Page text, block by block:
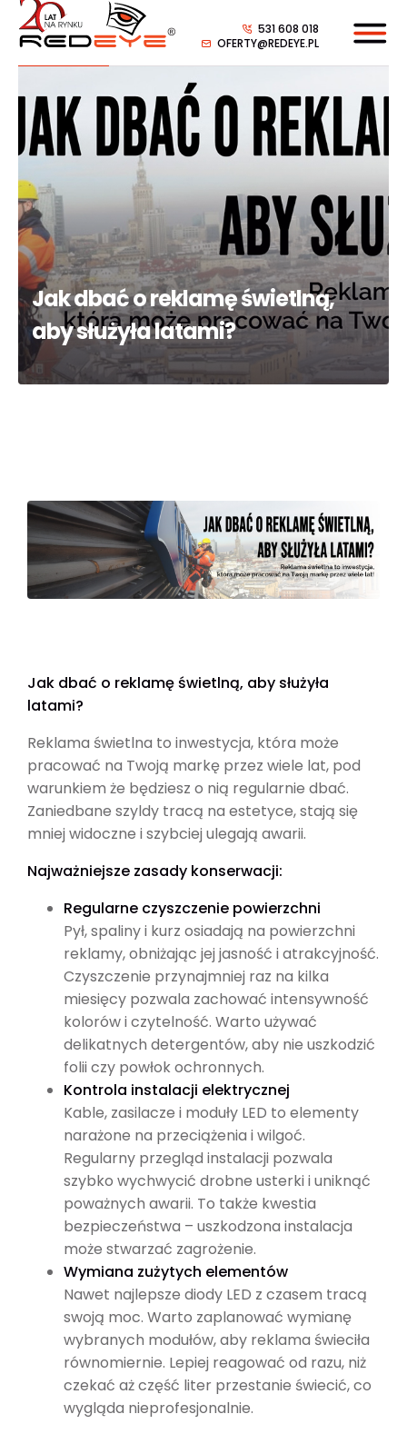
531 608 018
OFERTY@REDEYE.PL
Jak dbać o reklamę świetlną,
aby służyła latami?
Jak dbać o reklamę świetlną, aby służyła
latami?
Reklama świetlna to inwestycja, która może
pracować na Twoją markę przez wiele lat, pod
warunkiem że będziesz o nią regularnie dbać.
Zaniedbane szyldy tracą na estetyce, stają się
mniej widoczne i szybciej ulegają awarii.
Najważniejsze zasady konserwacji:
Regularne czyszczenie powierzchni
Pył, spaliny i kurz osiadają na powierzchni
reklamy, obniżając jej jasność i atrakcyjność.
Czyszczenie przynajmniej raz na kilka
miesięcy pozwala zachować intensywność
kolorów i czytelność. Warto używać
delikatnych detergentów, aby nie uszkodzić
folii czy powłok ochronnych.
Kontrola instalacji elektrycznej
Kable, zasilacze i moduły LED to elementy
narażone na przeciążenia i wilgoć.
Regularny przegląd instalacji pozwala
szybko wychwycić drobne usterki i uniknąć
poważnych awarii. To także kwestia
bezpieczeństwa – uszkodzona instalacja
może stwarzać zagrożenie.
Wymiana zużytych elementów
Nawet najlepsze diody LED z czasem tracą
swoją moc. Warto zaplanować wymianę
wybranych modułów, aby reklama świeciła
równomiernie. Lepiej reagować od razu, niż
czekać aż część liter przestanie świecić, co
wygląda nieprofesjonalnie.